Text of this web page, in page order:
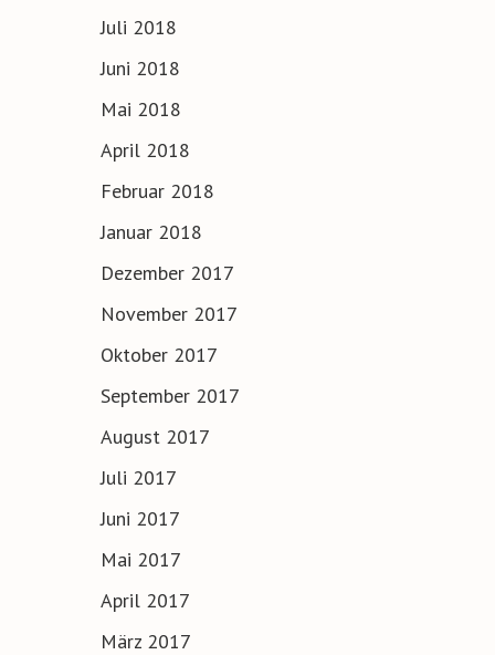
Juli 2018
Juni 2018
Mai 2018
April 2018
Februar 2018
Januar 2018
Dezember 2017
November 2017
Oktober 2017
September 2017
August 2017
Juli 2017
Juni 2017
Mai 2017
April 2017
März 2017